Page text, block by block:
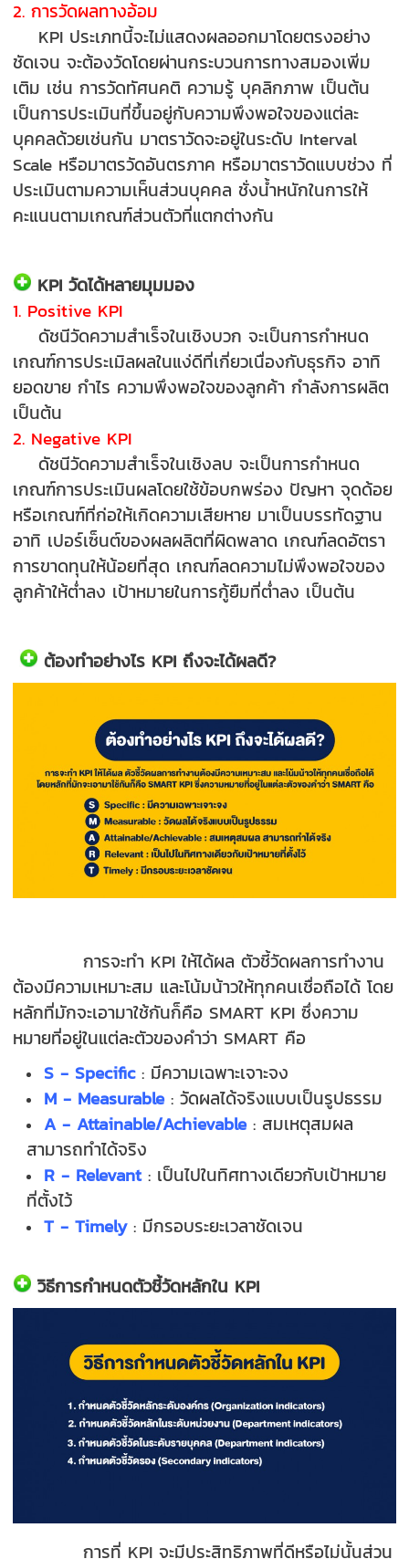
2. การวัดผลทางอ้อม
KPI ประเภทนี้จะไม่แสดงผลออกมาโดยตรงอย่าง
ชัดเจน จะต้องวัดโดยผ่านกระบวนการทางสมองเพิ่ม
เติม เช่น การวัดทัศนคติ ความรู้ บุคลิกภาพ เป็นต้น
เป็นการประเมินที่ขึ้นอยู่กับความพึงพอใจของแต่ละ
บุคคลด้วยเช่นกัน มาตราวัดจะอยู่ในระดับ Interval
Scale หรือมาตรวัดอันตรภาค หรือมาตราวัดแบบช่วง ที่
ประเมินตามความเห็นส่วนบุคคล ชั่งน้ำหนักในการให้
คะแนนตามเกณฑ์ส่วนตัวที่แตกต่างกัน
KPI วัดได้หลายมุมมอง
1. Positive KPI
ดัชนีวัดความสำเร็จในเชิงบวก จะเป็นการกำหนด
เกณฑ์การประเมิลผลในแง่ดีที่เกี่ยวเนื่องกับธุรกิจ อาทิ
ยอดขาย กำไร ความพึงพอใจของลูกค้า กำลังการผลิต
เป็นต้น
2. Negative KPI
ดัชนีวัดความสำเร็จในเชิงลบ จะเป็นการกำหนด
เกณฑ์การประเมินผลโดยใช้ข้อบกพร่อง ปัญหา จุดด้อย
หรือเกณฑ์ที่ก่อให้เกิดความเสียหาย มาเป็นบรรทัดฐาน
อาทิ เปอร์เซ็นต์ของผลผลิตที่ผิดพลาด เกณฑ์ลดอัตรา
การขาดทุนให้น้อยที่สุด เกณฑ์ลดความไม่พึงพอใจของ
ลูกค้าให้ต่ำลง เป้าหมายในการกู้ยืมที่ต่ำลง เป็นต้น
ต้องทำอย่างไร KPI ถึงจะได้ผลดี?
การจะทำ KPI ให้ได้ผล ตัวชี้วัดผลการทำงาน
ต้องมีความเหมาะสม และโน้มน้าวให้ทุกคนเชื่อถือได้ โดย
หลักที่มักจะเอามาใช้กันก็คือ SMART KPI ซึ่งความ
หมายที่อยู่ในแต่ละตัวของคำว่า SMART คือ
S - Specific: มีความเฉพาะเจาะจง
M - Measurable: วัดผลได้จริงแบบเป็นรูปธรรม
A - Attainable/Achievable: สมเหตุสมผล
สามารถทำได้จริง
R - Relevant : เป็นไปในทิศทางเดียวกับเป้าหมาย
ที่ตั้งไว้
T - Timely: มีกรอบระยะเวลาชัดเจน
วิธีการกำหนดตัวชี้วัดหลักใน KPI
การที่ KPI จะมีประสิทธิภาพที่ดีหรือไม่นั้นส่วน